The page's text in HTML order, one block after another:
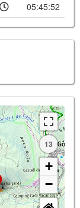
05:45:52
13
+
−